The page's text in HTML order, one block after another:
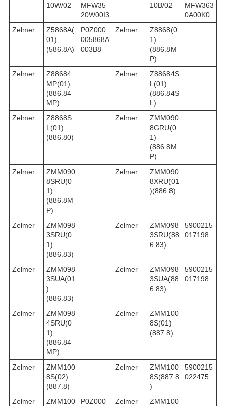
10W/02
MFW35
20W00I3
10B/02
MFW363
0A00K0
Zelmer
Z5868A(
01)
(586.8A)
P0Z000
005868A
003B8
Zelmer
Z8868(0
1)
(886.8M
P)
Zelmer
Z88684
MP(01)
(886.84
MP)
Zelmer
Z88684S
L(01)
(886.84S
L)
Zelmer
Z8868S
L(01)
(886.80)
Zelmer
ZMM090
8GRU(0
1)
(886.8M
P)
Zelmer
ZMM090
8SRU(0
1)
(886.8M
P)
Zelmer
ZMM090
8XRU(01
)(886.8)
Zelmer
ZMM098
3SRU(0
1)
(886.83)
Zelmer
ZMM098
3SRU(88
6.83)
5900215
017198
Zelmer
ZMM098
3SUA(01
)
(886.83)
Zelmer
ZMM098
3SUA(88
6.83)
5900215
017198
Zelmer
ZMM098
4SRU(0
1)
(886.84
MP)
Zelmer
ZMM100
8S(01)
(887.8)
Zelmer
ZMM100
8S(02)
(887.8)
Zelmer
ZMM100
8S(887.8
)
5900215
022475
Zelmer
ZMM100
P0Z000
Zelmer
ZMM100